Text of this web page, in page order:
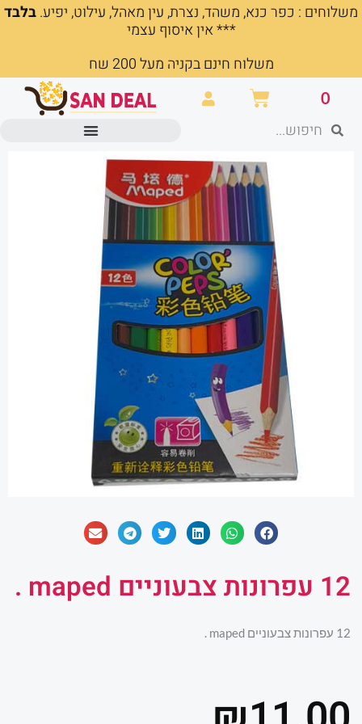
דילוג
משלוחים : כפר כנא, משהד, נצרת, עין מאהל, עילוט, יפיע.בלבד
*** אין איסוף עצמי
משלוח חינם בקניה מעל 200 שח
0 עגלת
קניות חיפושחיפוש
12 עפרונות צבעוניים maped .
12 עפרונות צבעוניים maped .